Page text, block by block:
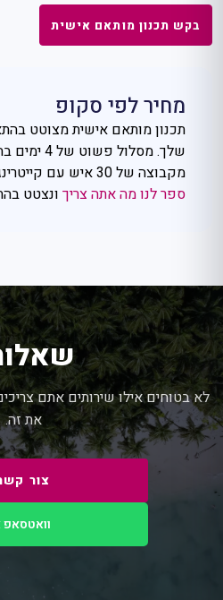
בקש תכנון מותאם אישית
מחיר לפי סקופ
תכנון מותאם אישית מצוטט
שלך. מסלול
מקבוצה של 30 איש עם קייטרינג כשר וקניות מרכיבים.
ספר לנו מה אתה צריך ונצטט
לא בטוחים אילו שירותים אתם
את זה.
צור
וואטסאפ